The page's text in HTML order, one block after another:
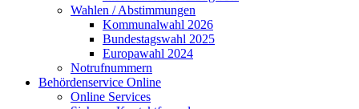
Wahlen / Abstimmungen
Kommunalwahl 2026
Bundestagswahl 2025
Europawahl 2024
Notrufnummern
Behördenservice Online
Online Services